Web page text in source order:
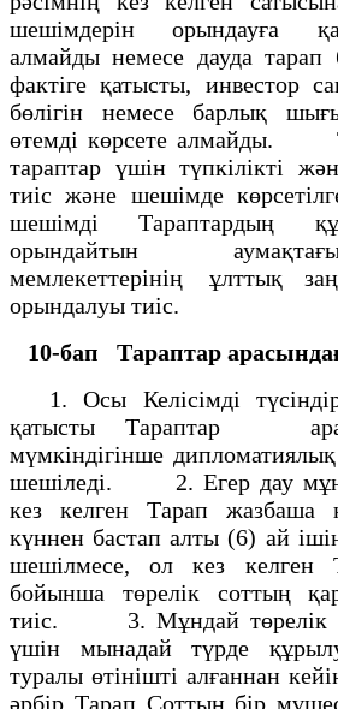
шешімдерін орындауға
алмайды немесе дауда тарап
фактіге қатысты, инвестор
бөлігін немесе барлық
өтемді көрсете алмайды.
тараптар үшін түпкілікті
тиіс және шешімде
шешімді Тараптардың
орындайтын
мемлекеттерінің ұлттық
орындалуы тиіс.
10-бап
Тараптар
1. Осы Келісімді
қатысты Тараптар
мүмкіндігінше
шешіледі. 2. Егер дау
кез келген Тарап жазбаша
күннен бастап алты (6) ай
шешілмесе, ол кез келген
бойынша төрелік соттың
тиіс. 3. Мұндай төрелік
үшін мынадай түрде
туралы өтінішті алғаннан
әрбір Тарап Соттың бір